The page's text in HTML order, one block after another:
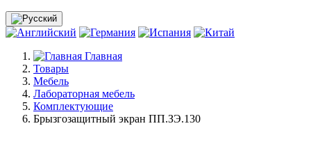
Главная
Товары
Мебель
Лабораторная мебель
Комплектующие
Брызгозащитный экран ПП.ЗЭ.130